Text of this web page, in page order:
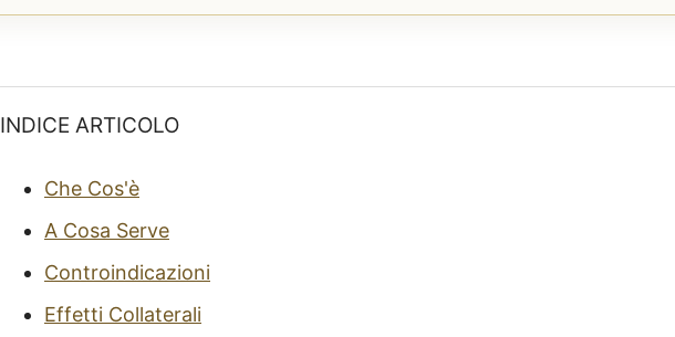
INDICE ARTICOLO
Che Cos'è
A Cosa Serve
Controindicazioni
Effetti Collaterali